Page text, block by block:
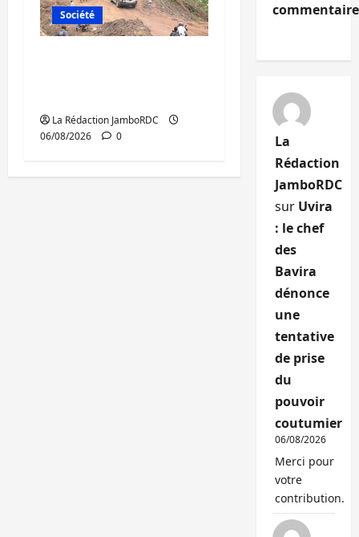
Société
La Rédaction JamboRDC
06/08/2026
0
La
Rédaction
JamboRDC
sur Uvira
: le chef
des
Bavira
dénonce
une
tentative
de prise
du
pouvoir
coutumier
06/08/2026
Merci pour
votre
contribution.